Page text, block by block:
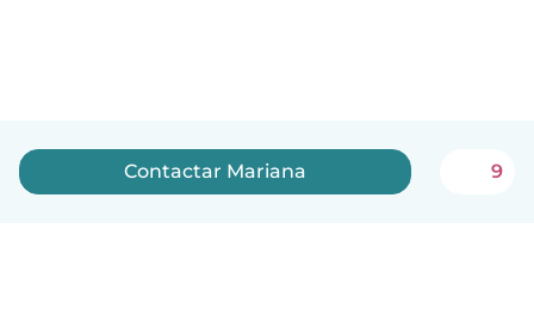
Contactar Mariana 9